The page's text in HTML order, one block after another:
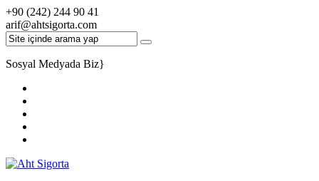
+90 (242) 244 90 41
arif@ahtsigorta.com
Sosyal Medyada Biz}